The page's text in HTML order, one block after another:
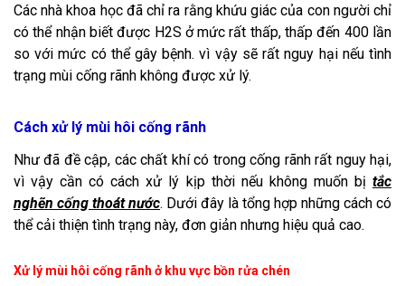
Các nhà khoa học đã chỉ ra rằng khứu giác của con người chỉ
có thể nhận biết được H2S ở mức rất thấp, thấp đến 400 lần
so với mức có thể gây bệnh. vì vậy sẽ rất nguy hại nếu tình
trạng mùi cống rãnh không được xử lý.
Cách xử lý mùi hôi cống rãnh
Như đã đề cập, các chất khí có trong cống rãnh rất nguy hại,
vì vậy cần có cách xử lý kịp thời nếu không muốn bị tắc
nghẽn cống thoát nước. Dưới đây là tổng hợp những cách có
thể cải thiện tình trạng này, đơn giản nhưng hiệu quả cao.
Xử lý mùi hôi cống rãnh ở khu vực bồn rửa chén